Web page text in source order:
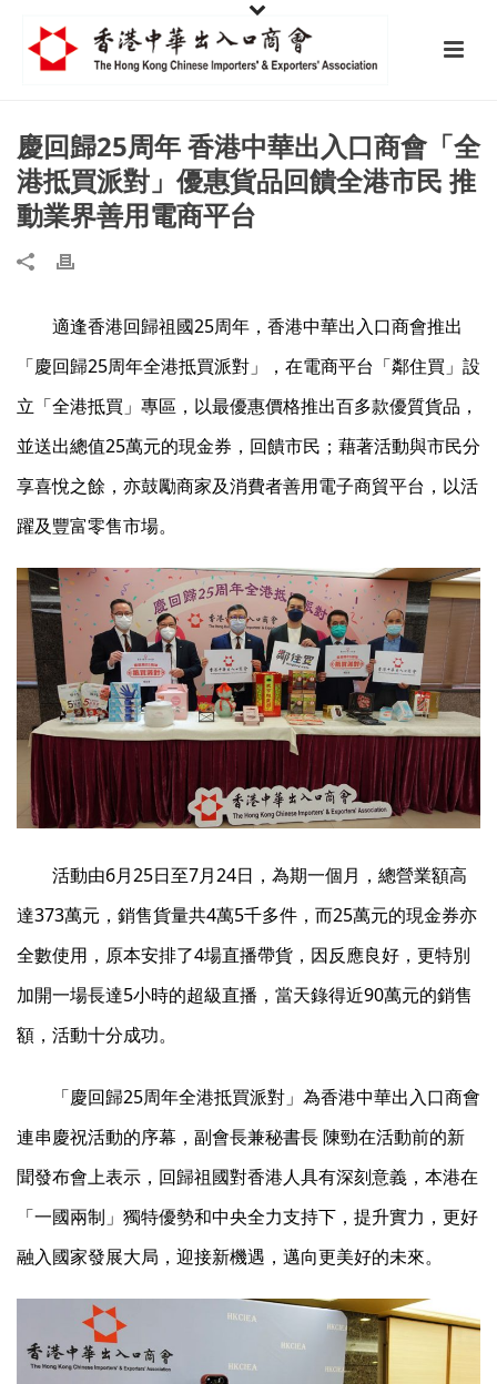
慶回歸25周年 香港中華出入口商會「全
港抵買派對」優惠貨品回饋全港市民 推
動業界善用電商平台
適逢香港回歸祖國25周年，香港中華出入口商會推出
「慶回歸25周年全港抵買派對」，在電商平台「鄰住買」設
立「全港抵買」專區，以最優惠價格推出百多款優質貨品，
並送出總值25萬元的現金券，回饋市民；藉著活動與市民分
享喜悅之餘，亦鼓勵商家及消費者善用電子商貿平台，以活
躍及豐富零售市場。
活動由6月25日至7月24日，為期一個月，總營業額高
達373萬元，銷售貨量共4萬5千多件，而25萬元的現金券亦
全數使用，原本安排了4場直播帶貨，因反應良好，更特別
加開一場長達5小時的超級直播，當天錄得近90萬元的銷售
額，活動十分成功。
「慶回歸25周年全港抵買派對」為香港中華出入口商會
連串慶祝活動的序幕，副會長兼秘書長 陳勁在活動前的新
聞發布會上表示，回歸祖國對香港人具有深刻意義，本港在
「一國兩制」獨特優勢和中央全力支持下，提升實力，更好
融入國家發展大局，迎接新機遇，邁向更美好的未來。